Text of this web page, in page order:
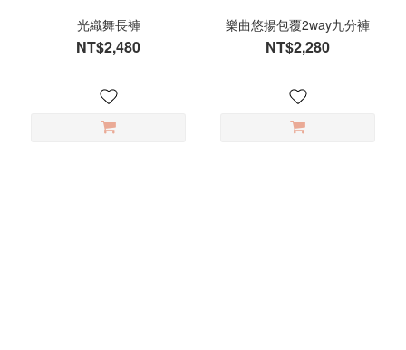
光織舞長褲
NT$2,480
樂曲悠揚包覆2way九分褲
NT$2,280